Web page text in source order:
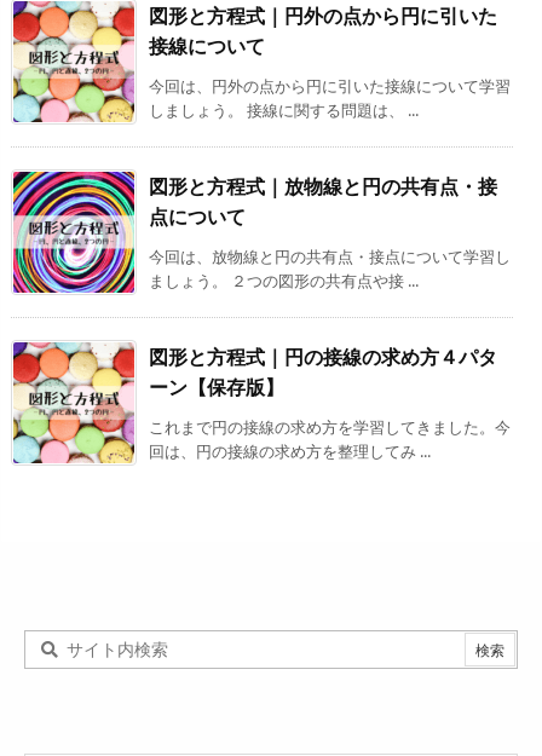
図形と方程式｜円外の点から円に引いた
接線について
今回は、円外の点から円に引いた接線について学習
しましょう。 接線に関する問題は、 ...
図形と方程式｜放物線と円の共有点・接
点について
今回は、放物線と円の共有点・接点について学習し
ましょう。 ２つの図形の共有点や接 ...
図形と方程式｜円の接線の求め方４パタ
ーン【保存版】
これまで円の接線の求め方を学習してきました。今
回は、円の接線の求め方を整理してみ ...